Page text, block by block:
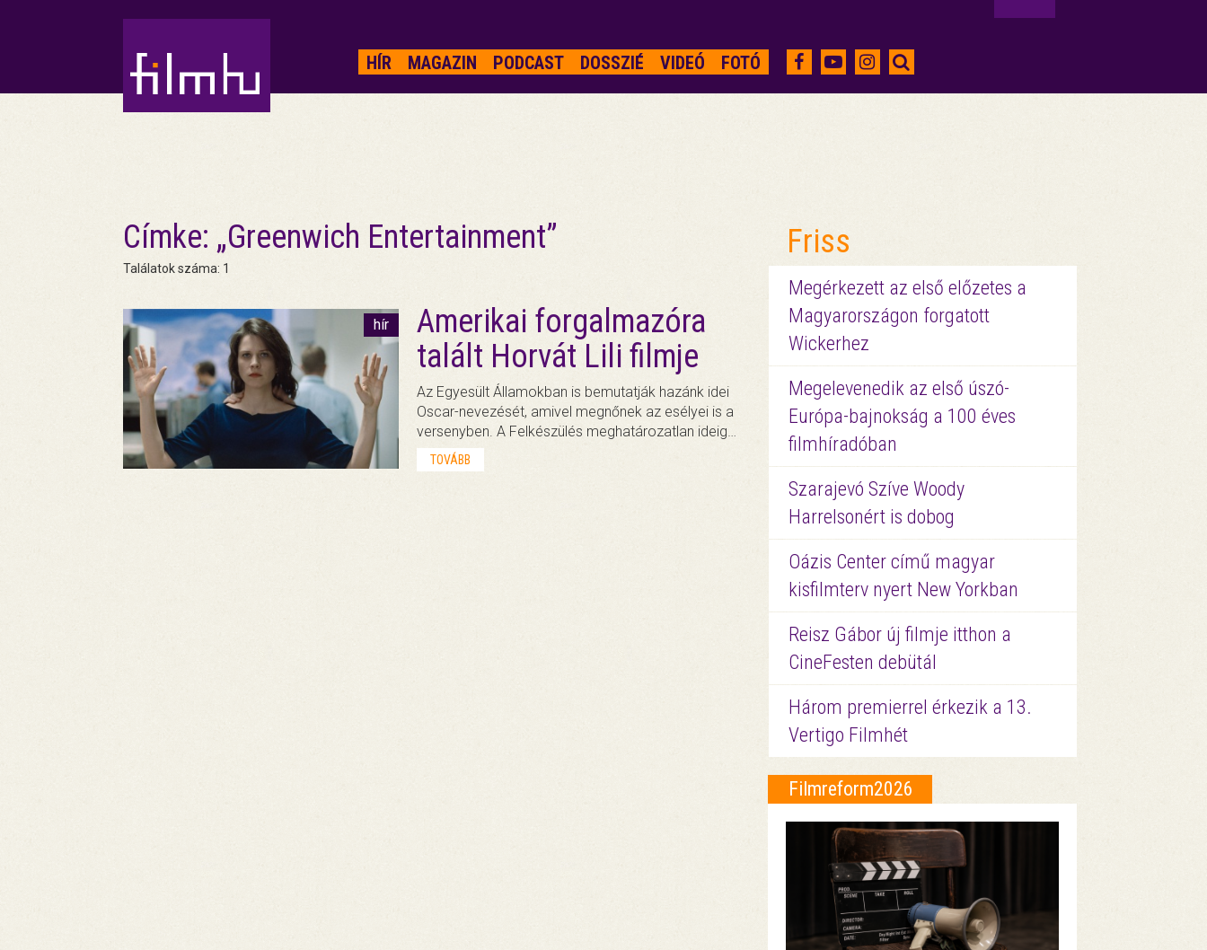
HÍR MAGAZIN PODCAST DOSSZIÉ VIDEÓ FOTÓ
Címke: „Greenwich Entertainment”
Találatok száma: 1
hír
Amerikai forgalmazóra
talált Horvát Lili filmje
Az Egyesült Államokban is bemutatják hazánk idei
Oscar-nevezését, amivel megnőnek az esélyei is a
versenyben. A Felkészülés meghatározatlan ideig…
TOVÁBB
Friss
Megérkezett az első előzetes a
Magyarországon forgatott
Wickerhez
Megelevenedik az első úszó-
Európa-bajnokság a 100 éves
filmhíradóban
Szarajevó Szíve Woody
Harrelsonért is dobog
Oázis Center című magyar
kisfilmterv nyert New Yorkban
Reisz Gábor új filmje itthon a
CineFesten debütál
Három premierrel érkezik a 13.
Vertigo Filmhét
Filmreform2026